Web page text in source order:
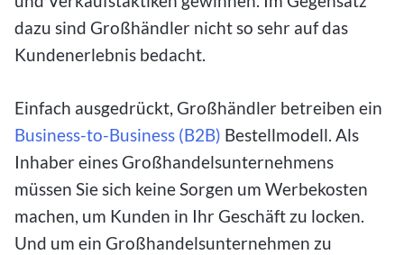
dazu sind Großhändler nicht so sehr auf das
Kundenerlebnis bedacht.
Einfach ausgedrückt, Großhändler betreiben ein
Business-to-Business (B2B) Bestellmodell. Als
Inhaber eines Großhandelsunternehmens
müssen Sie sich keine Sorgen um Werbekosten
machen, um Kunden in Ihr Geschäft zu locken.
Und um ein Großhandelsunternehmen zu